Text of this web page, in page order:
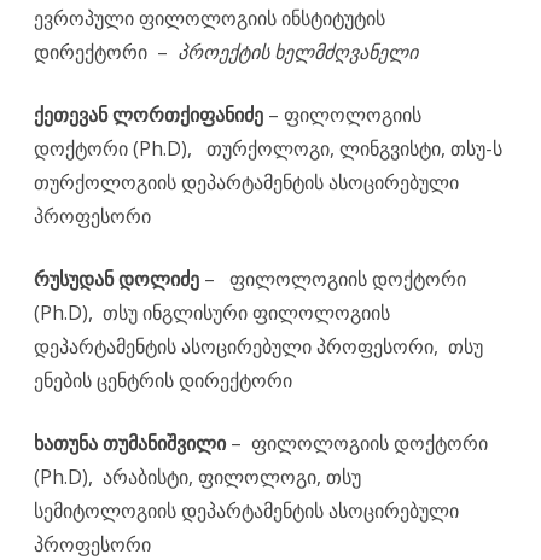
ევროპული ფილოლოგიის ინსტიტუტის
დირექტორი – პროექტის ხელმძღვანელი
ქეთევან ლორთქიფანიძე – ფილოლოგიის
დოქტორი (Ph.D), თურქოლოგი, ლინგვისტი, თსუ-ს
თურქოლოგიის დეპარტამენტის ასოცირებული
პროფესორი
რუსუდან დოლიძე – ფილოლოგიის დოქტორი
(Ph.D), თსუ ინგლისური ფილოლოგიის
დეპარტამენტის ასოცირებული პროფესორი, თსუ
ენების ცენტრის დირექტორი
ხათუნა თუმანიშვილი– ფილოლოგიის დოქტორი
(Ph.D), არაბისტი, ფილოლოგი, თსუ
სემიტოლოგიის დეპარტამენტის ასოცირებული
პროფესორი